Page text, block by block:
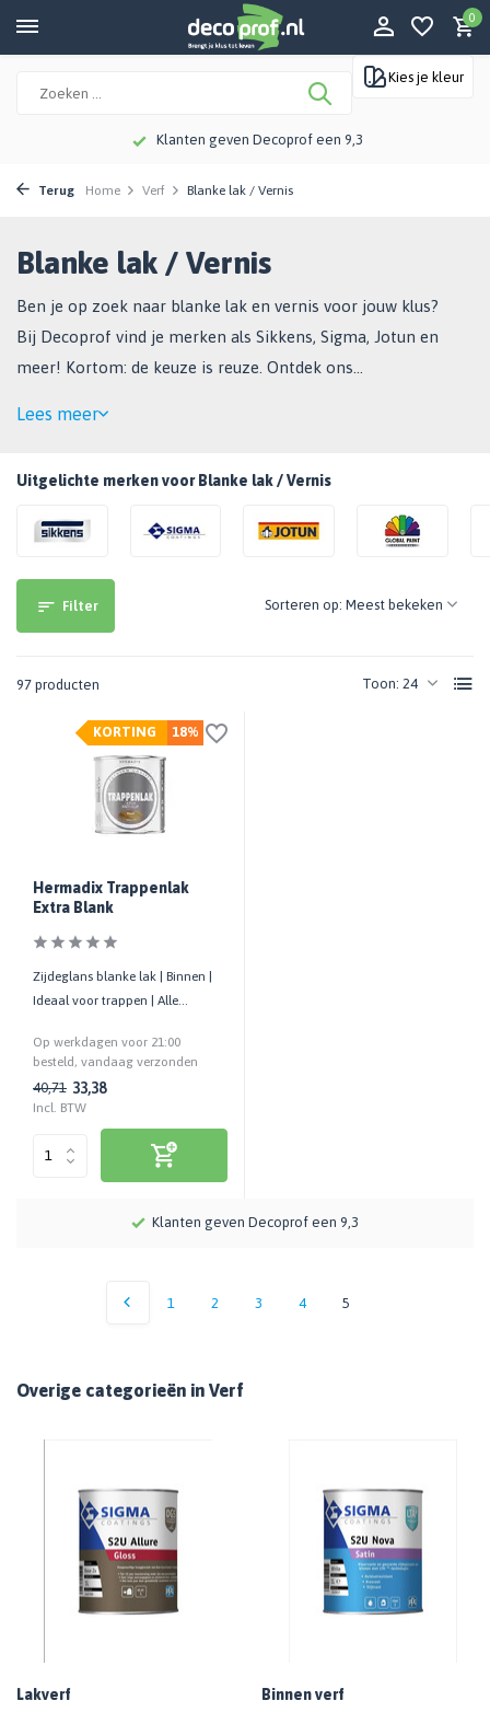
0
Kies je kleur
Meer dan 115 jaar kennis en ervaring
Terug Home Verf Blanke lak / Vernis
Blanke lak / Vernis
Ben je op zoek naar blanke lak en vernis voor jouw klus?
Bij Decoprof vind je merken als Sikkens, Sigma, Jotun en
meer! Kortom: de keuze is reuze. Ontdek ons
Lees meer
Uitgelichte merken voor Blanke lak / Vernis
Filter
97 producten Toon:
Sorteren op:
18%
KORTING
Hermadix Trappenlak
Extra Blank
Zijdeglans blanke lak | Binnen |
Ideaal voor trappen | Alle
Op werkdagen voor 21:00
besteld, vandaag verzonden
40,71 33,38
Incl. BTW
Meer dan 115 jaar kennis en ervaring
1 2 3 4 5
Overige categorieën in Verf
Lakverf Binnen verf